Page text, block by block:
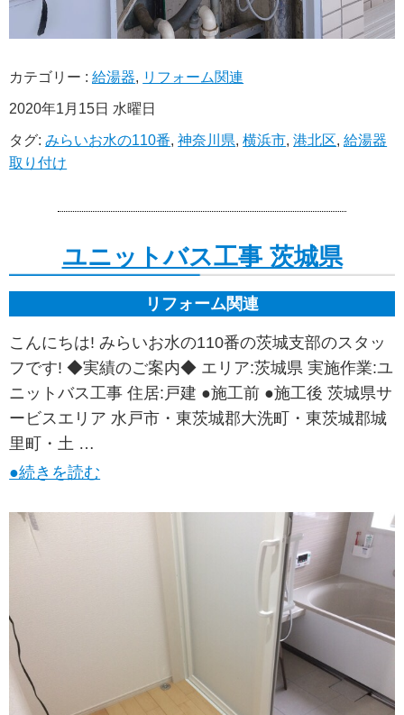
カテゴリー :給湯器, リフォーム関連
2020年1月15日 水曜日
タグ:みらいお水の110番,神奈川県,横浜市,港北区,給湯器
取り付け
ユニットバス工事 茨城県
リフォーム関連
こんにちは! みらいお水の110番の茨城支部のスタッ
フです! ◆実績のご案内◆ エリア:茨城県 実施作業:ユ
ニットバス工事 住居:戸建 ●施工前 ●施工後 茨城県サ
ービスエリア 水戸市・東茨城郡大洗町・東茨城郡城
里町・土 …
●続きを読む